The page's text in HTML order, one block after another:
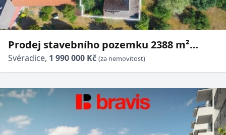
Prodej stavebního pozemku 2388 m²
Svéradice
Svéradice, 1 990 000 Kč (za nemovitost)